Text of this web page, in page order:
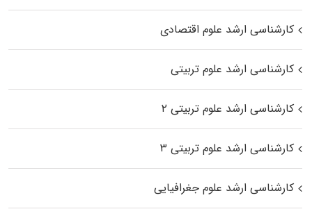
کارشناسی ارشد علوم اقتصادی
کارشناسی ارشد علوم تربیتی
کارشناسی ارشد علوم تربیتی ۲
کارشناسی ارشد علوم تربیتی ۳
کارشناسی ارشد علوم جغرافیایی